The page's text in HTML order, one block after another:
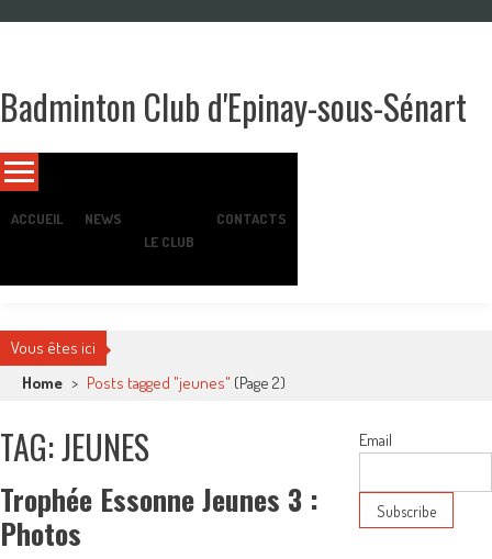
Badminton Club d'Epinay-sous-Sénart
ACCUEIL
NEWS
LE CLUB
CONTACTS
Vous êtes ici
Home > Posts tagged "jeunes" (Page 2)
TAG: JEUNES
Trophée Essonne Jeunes 3 :
Photos
Email